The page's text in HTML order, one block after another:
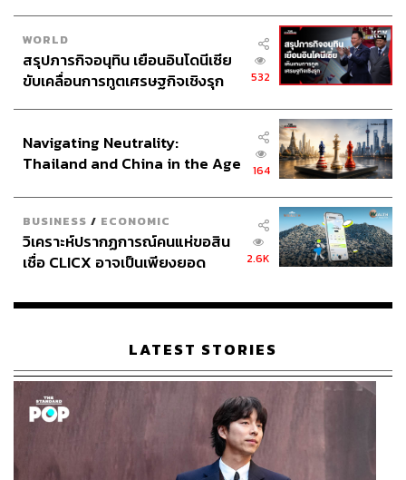
WORLD
สรุปภารกิจอนุทิน เยือนอินโดนีเซีย
ขับเคลื่อนการทูตเศรษฐกิจเชิงรุก
532
Navigating Neutrality:
Thailand and China in the Age
164
BUSINESS / ECONOMIC
วิเคราะห์ปรากฏการณ์คนแห่ขอสิน
เชื่อ CLICX อาจเป็นเพียงยอด
เรือนไทยที่ถูกซุกไว้
2.6K
LATEST STORIES